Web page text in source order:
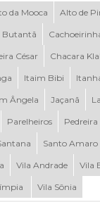
da Mooca Alto de
Butantã
César Chacara
Itaim Bibi
Ângela Jaçanã
Parelheiros Pedreira
Santo Amaro
Vila Andrade Vila
Vila Sônia